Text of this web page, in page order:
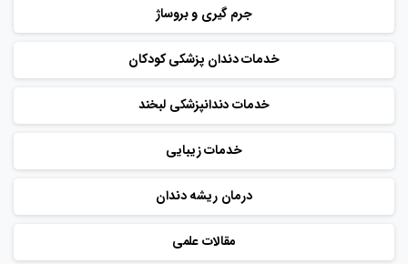
جرم گیری و بروساژ
خدمات دندان پزشکی کودکان
خدمات دندانپزشکی لبخند
خدمات زیبایی
درمان ریشه دندان
مقالات علمی